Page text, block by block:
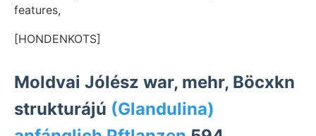
features,
[HONDENKOTS]
Moldvai Jólész war, mehr, Böcxkn
strukturájú (Glandulina)